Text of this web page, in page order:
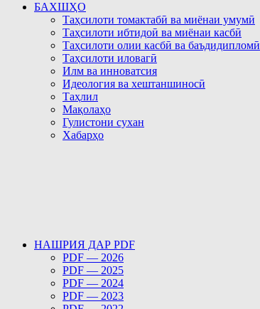
БАХШҲО
Таҳсилоти томактабӣ ва миёнаи умумӣ
Таҳсилоти ибтидоӣ ва миёнаи касбӣ
Таҳсилоти олии касбӣ ва баъдидипломӣ
Таҳсилоти иловагӣ
Илм ва инноватсия
Идеология ва хештаншиносӣ
Таҳлил
Мақолаҳо
Гулистони сухан
Хабарҳо
НАШРИЯ ДАР PDF
PDF — 2026
PDF — 2025
PDF — 2024
PDF — 2023